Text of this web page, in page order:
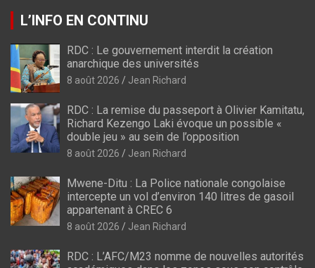
L’INFO EN CONTINU
RDC : Le gouvernement interdit la création
anarchique des universités
8 août 2026 Jean Richard
RDC : La remise du passeport à Olivier Kamitatu,
Richard Kezengo Laki évoque un possible «
double jeu » au sein de l’opposition
8 août 2026 Jean Richard
Mwene-Ditu : La Police nationale congolaise
intercepte un vol d’environ 140 litres de gasoil
appartenant à CREC 6
8 août 2026 Jean Richard
RDC : L’AFC/M23 nomme de nouvelles autorités